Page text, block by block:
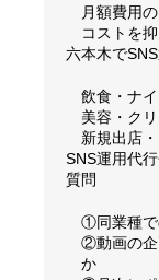
月額費用
コストを
六本木で
飲食・ナ
美容・ク
新規出店
SNS運用代
質問
①同業種で
②動画の企
か